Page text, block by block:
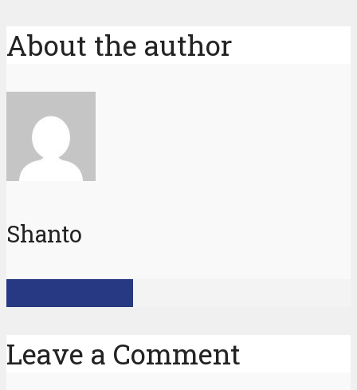
About the author
Shanto
Leave a Comment